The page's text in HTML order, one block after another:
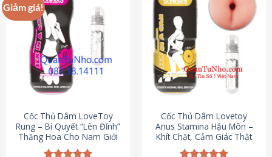
Giảm giá!
Cốc Thủ Dâm LoveToy
Rung – Bí Quyết “Lên Đỉnh”
Thăng Hoa Cho Nam Giới
Cốc Thủ Dâm Lovetoy
Anus Stamina Hậu Môn –
Khít Chặt, Cảm Giác Thật